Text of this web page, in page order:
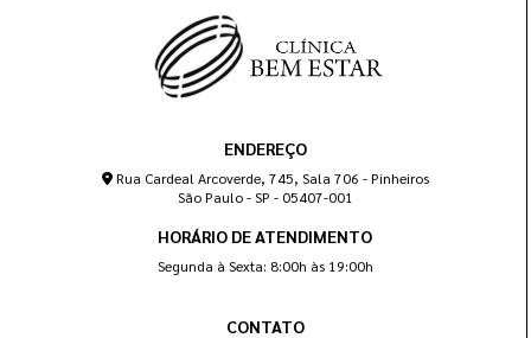
ENDEREÇO
Rua Cardeal Arcoverde, 745, Sala 706 - Pinheiros
São Paulo - SP - 05407-001
HORÁRIO DE ATENDIMENTO
Segunda à Sexta: 8:00h às 19:00h
CONTATO